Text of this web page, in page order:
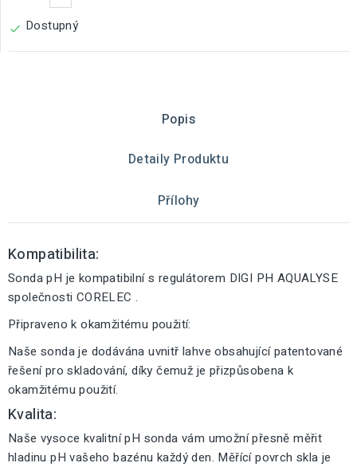
 Dostupný
Popis
Detaily Produktu
Přílohy
Kompatibilita:
Sonda pH je kompatibilní s regulátorem DIGI PH AQUALYSE
společnosti CORELEC .
Připraveno k okamžitému použití:
Naše sonda je dodávána uvnitř lahve obsahující patentované
řešení pro skladování, díky čemuž je přizpůsobena k
okamžitému použití.
Kvalita:
Naše vysoce kvalitní pH sonda vám umožní přesně měřit
hladinu pH vašeho bazénu každý den. Měřící povrch skla je